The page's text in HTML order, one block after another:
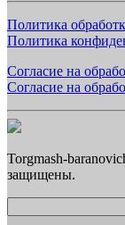
Политика
Политика
Согласие на
Согласие на
Torgmash-
защищены.